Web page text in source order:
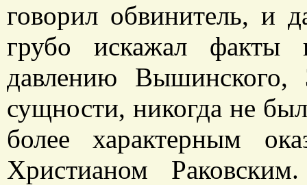
говорил обвинитель, и
грубо искажал факты
давлению Вышинского,
сущности, никогда не
более характерным
Христианом